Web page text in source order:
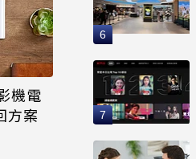
機電
方案